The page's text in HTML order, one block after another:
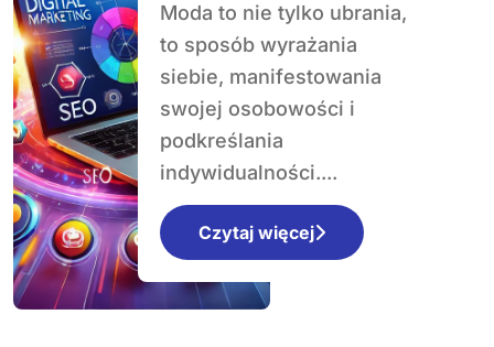
warto znać
Moda to nie tylko ubrania,
to sposób wyrażania
siebie, manifestowania
swojej osobowości i
podkreślania
indywidualności....
Czytaj więcej